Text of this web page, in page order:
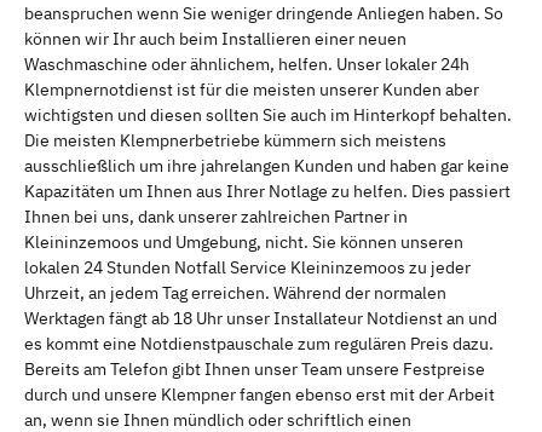
beanspruchen wenn Sie weniger dringende Anliegen haben. So
können wir Ihr auch beim Installieren einer neuen
Waschmaschine oder ähnlichem, helfen. Unser lokaler 24h
Klempnernotdienst ist für die meisten unserer Kunden aber
wichtigsten und diesen sollten Sie auch im Hinterkopf behalten.
Die meisten Klempnerbetriebe kümmern sich meistens
ausschließlich um ihre jahrelangen Kunden und haben gar keine
Kapazitäten um Ihnen aus Ihrer Notlage zu helfen. Dies passiert
Ihnen bei uns, dank unserer zahlreichen Partner in
Kleininzemoos und Umgebung, nicht. Sie können unseren
lokalen 24 Stunden Notfall Service Kleininzemoos zu jeder
Uhrzeit, an jedem Tag erreichen. Während der normalen
Werktagen fängt ab 18 Uhr unser Installateur Notdienst an und
es kommt eine Notdienstpauschale zum regulären Preis dazu.
Bereits am Telefon gibt Ihnen unser Team unsere Festpreise
durch und unsere Klempner fangen ebenso erst mit der Arbeit
an, wenn sie Ihnen mündlich oder schriftlich einen